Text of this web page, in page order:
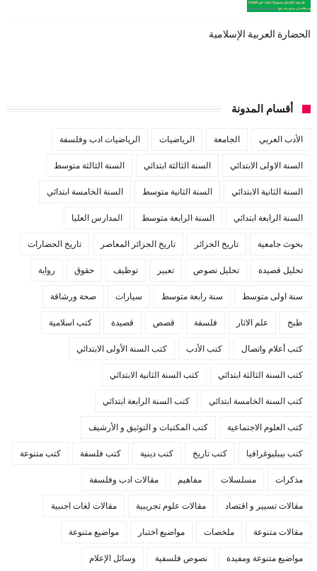
الحضارة العربية الإسلامية
أقسام المدونة
الأدب العربي الجامعة الرياضيات الرياضيات ادب وفلسفة
السنة الاولى الابتدائي السنة الثالثة ابتدائي السنة الثالثة متوسط
السنة الثانية الابتدائي السنة الثانية متوسط السنة الخامسة ابتدائي
السنة الرابعة ابتدائي السنة الرابعة متوسط المدارس العليا
بحوث جامعية تاريخ الجزائر تاريخ الجزائر المعاصر تاريخ الحضارات
تحليل قصيدة تحليل نصوص تعبير توظيف حقوق رواية
سنة اولى متوسط سنة رابعة متوسط سيارات صحة ورشاقة
طبخ علم الاثار فلسفة قصص قصيدة كتب اسلامية
كتب أعلام واتصال كتب الأدب كتب السنة الأولى الابتدائي
كتب السنة الثالثة ابتدائي كتب السنة الثانية الابتدائي
كتب السنة الخامسة ابتدائي كتب السنة الرابعة ابتدائي
كتب العلوم الاجتماعية كتب المكتبات و التوثيق و الأرشيف
كتب بيبليوغرافيا كتب تاريخ كتب دينية كتب فلسفة كتب متنوعة
مذكرات مسلسلات مفاهيم مقالات ادب وفلسفة
مقالات تسيير و اقتصاد مقالات علوم تجريبية مقالات لغات اجنبية
مقالات متنوعة ملخصات مواضيع اختبار مواضيع متنوعة
مواضيع متنوعة ومفيدة نصوص فلسفية وسائل الإعلام